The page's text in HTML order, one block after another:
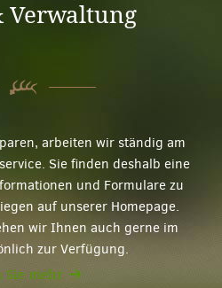
Verwaltung
arbeiten wir ständig am
Sie finden deshalb eine
und Formulare zu
auf unserer Homepage.
wir Ihnen auch gerne im
zur Verfügung.
Sie mehr